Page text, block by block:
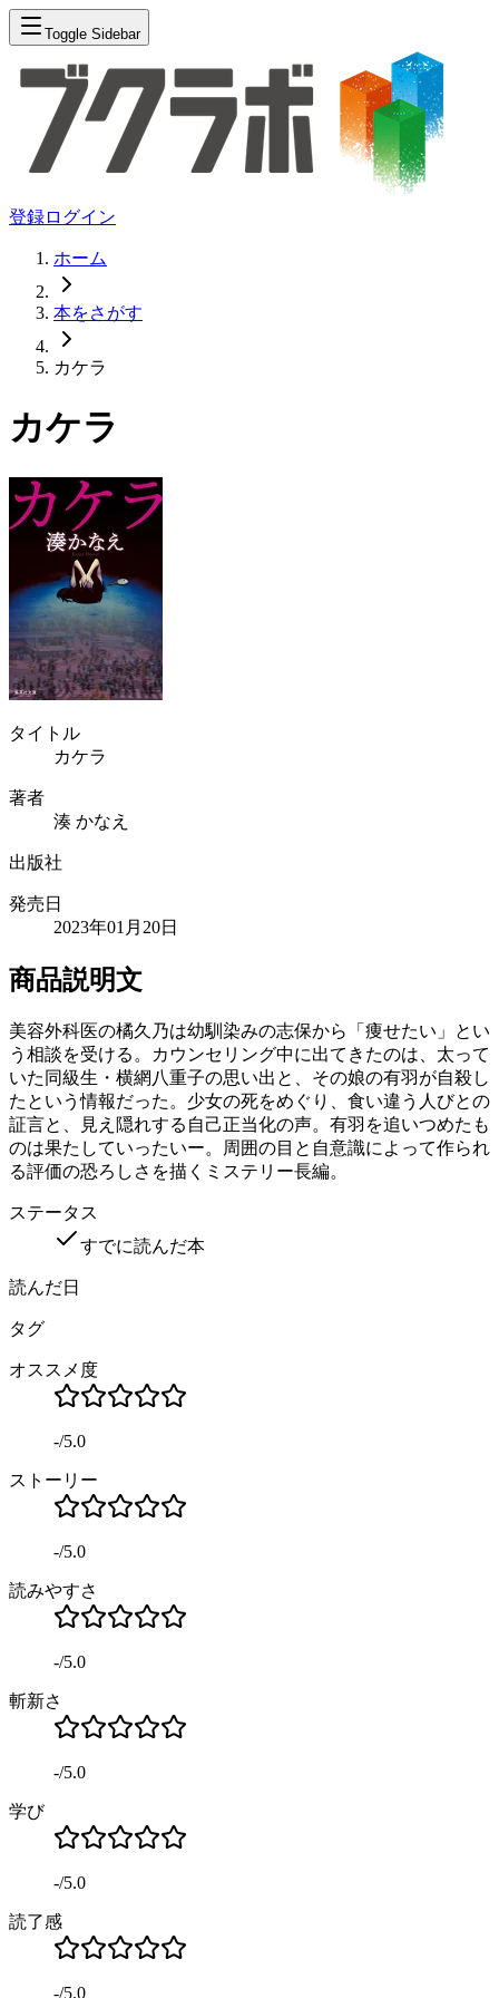
Toggle Sidebar
登録ログイン
ホーム
本をさがす
カケラ
カケラ
タイトル
カケラ
著者
湊 かなえ
出版社
発売日
2023年01月20日
商品説明文
美容外科医の橘久乃は幼馴染みの志保から「痩せたい」とい
う相談を受ける。カウンセリング中に出てきたのは、太って
いた同級生・横網八重子の思い出と、その娘の有羽が自殺し
たという情報だった。少女の死をめぐり、食い違う人びとの
証言と、見え隠れする自己正当化の声。有羽を追いつめたも
のは果たしていったいー。周囲の目と自意識によって作られ
る評価の恐ろしさを描くミステリー長編。
ステータス
すでに読んだ本
読んだ日
タグ
オススメ度
-/5.0
ストーリー
-/5.0
読みやすさ
-/5.0
斬新さ
-/5.0
学び
-/5.0
読了感
-/5.0